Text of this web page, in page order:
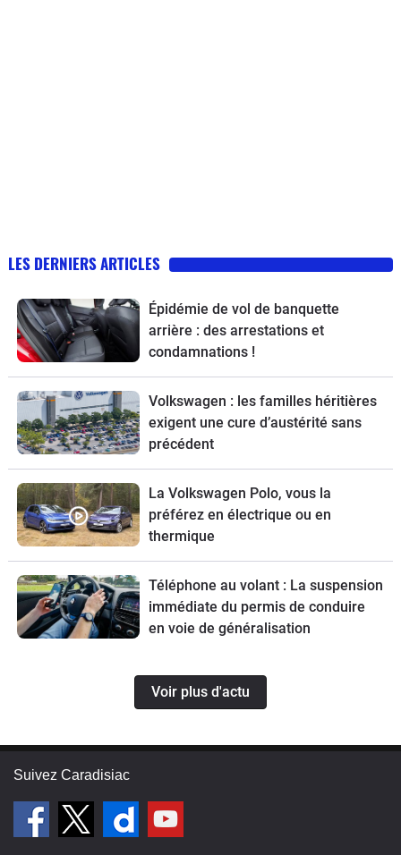
LES DERNIERS ARTICLES
Épidémie de vol de banquette
arrière : des arrestations et
condamnations !
Volkswagen : les familles héritières
exigent une cure d’austérité sans
précédent
La Volkswagen Polo, vous la
préférez en électrique ou en
thermique
Téléphone au volant : La suspension
immédiate du permis de conduire
en voie de généralisation
Voir plus d'actu
Suivez Caradisiac